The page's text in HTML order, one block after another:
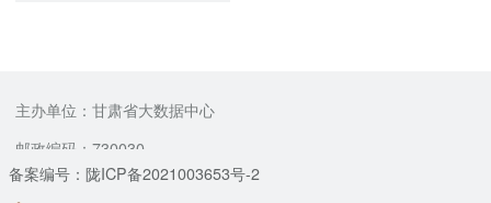
主办单位：甘肃省大数据中心
邮政编码：730030
备案编号：陇ICP备2021003653号-2